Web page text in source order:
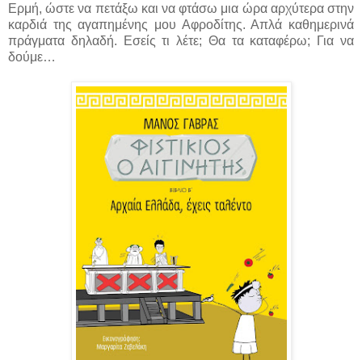
Ερμή, ώστε να πετάξω και να φτάσω μια ώρα αρχύτερα στην
καρδιά της αγαπημένης μου Αφροδίτης. Απλά καθημερινά
πράγματα δηλαδή. Εσείς τι λέτε; Θα τα καταφέρω; Για να
δούμε…